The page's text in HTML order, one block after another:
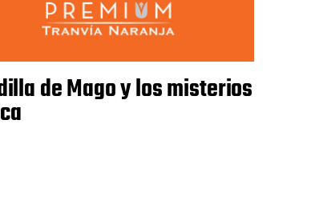
de Mago y los misterios